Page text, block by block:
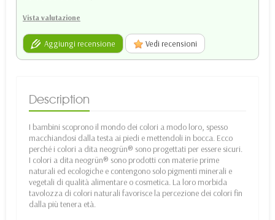
Vista valutazione
Aggiungi recensione Vedi recensioni
Description
I bambini scoprono il mondo dei colori a modo loro, spesso
macchiandosi dalla testa ai piedi e mettendoli in bocca. Ecco
perché i colori a dita neogrün® sono progettati per essere sicuri.
I colori a dita neogrün® sono prodotti con materie prime
naturali ed ecologiche e contengono solo pigmenti minerali e
vegetali di qualità alimentare o cosmetica. La loro morbida
tavolozza di colori naturali favorisce la percezione dei colori fin
dalla più tenera età.